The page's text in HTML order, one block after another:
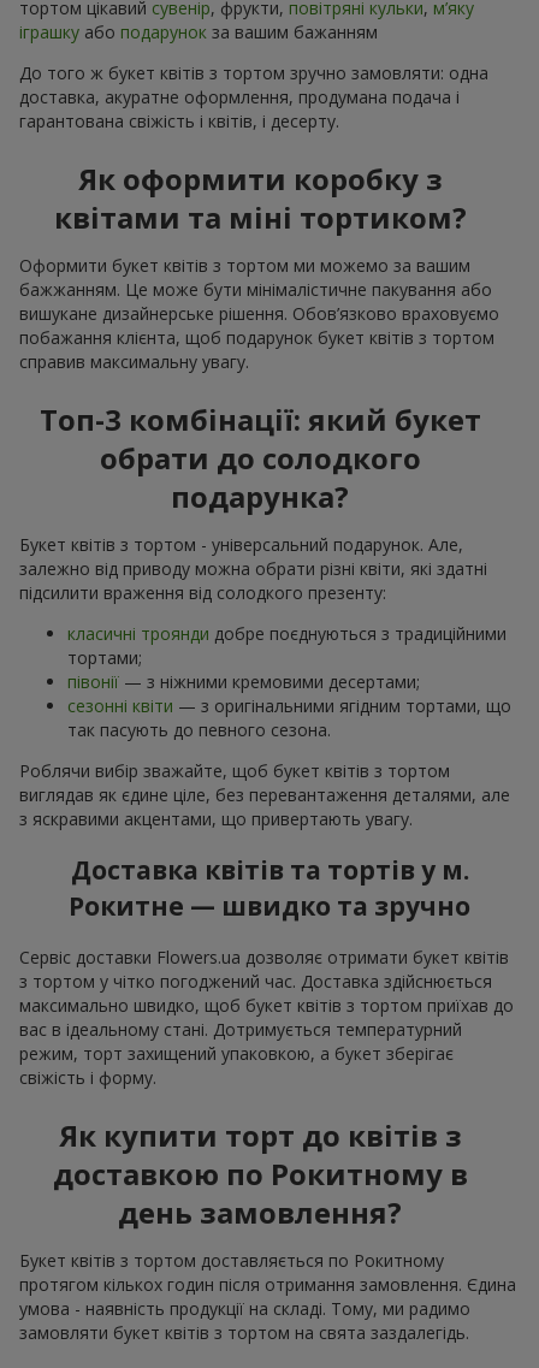
тортом цікавий сувенір, фрукти, повітряні кульки, м’яку
іграшку або подарунок за вашим бажанням
До того ж букет квітів з тортом зручно замовляти: одна
доставка, акуратне оформлення, продумана подача і
гарантована свіжість і квітів, і десерту.
Як оформити коробку з
квітами та міні тортиком?
Оформити букет квітів з тортом ми можемо за вашим
бажжанням. Це може бути мінімалістичне пакування або
вишукане дизайнерське рішення. Обов’язково враховуємо
побажання клієнта, щоб подарунок букет квітів з тортом
справив максимальну увагу.
Топ-3 комбінації: який букет
обрати до солодкого
подарунка?
Букет квітів з тортом - універсальний подарунок. Але,
залежно від приводу можна обрати різні квіти, які здатні
підсилити враження від солодкого презенту:
класичні троянди добре поєднуються з традиційними
тортами;
півонії — з ніжними кремовими десертами;
сезонні квіти — з оригінальними ягідним тортами, що
так пасують до певного сезона.
Роблячи вибір зважайте, щоб букет квітів з тортом
виглядав як єдине ціле, без перевантаження деталями, але
з яскравими акцентами, що привертають увагу.
Доставка квітів та тортів у м.
Рокитне — швидко та зручно
Сервіс доставки Flowers.ua дозволяє отримати букет квітів
з тортом у чітко погоджений час. Доставка здійснюється
максимально швидко, щоб букет квітів з тортом приїхав до
вас в ідеальному стані. Дотримується температурний
режим, торт захищений упаковкою, а букет зберігає
свіжість і форму.
Як купити торт до квітів з
доставкою по Рокитному в
день замовлення?
Букет квітів з тортом доставляється по Рокитному
протягом кількох годин після отримання замовлення. Єдина
умова - наявність продукції на складі. Тому, ми радимо
замовляти букет квітів з тортом на свята заздалегідь.